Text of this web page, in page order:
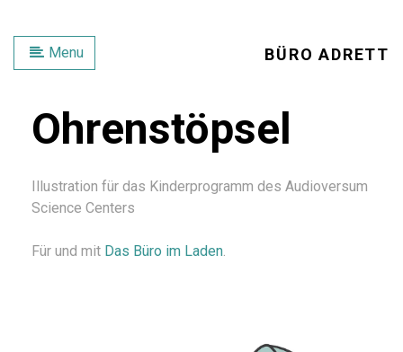
Menu BÜRO ADRETT
Ohrenstöpsel
Illustration für das Kinderprogramm des Audioversum
Science Centers
Für und mit Das Büro im Laden.